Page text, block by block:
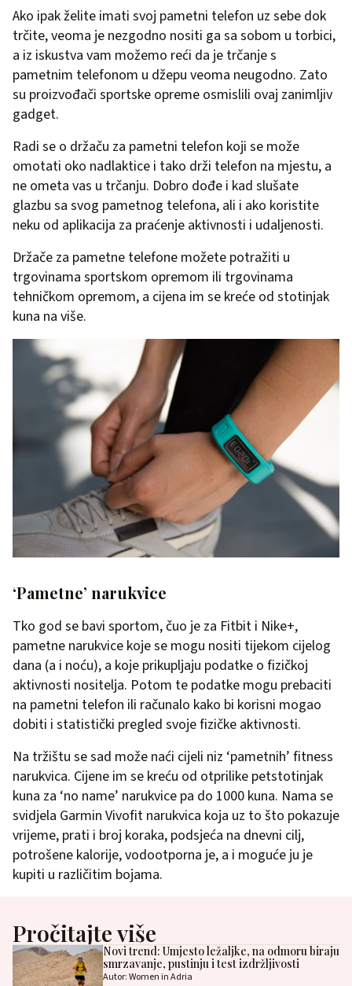
Ako ipak želite imati svoj pametni telefon uz sebe dok
trčite, veoma je nezgodno nositi ga sa sobom u torbici,
a iz iskustva vam možemo reći da je trčanje s
pametnim telefonom u džepu veoma neugodno. Zato
su proizvođači sportske opreme osmislili ovaj zanimljiv
gadget.
Radi se o držaču za pametni telefon koji se može
omotati oko nadlaktice i tako drži telefon na mjestu, a
ne ometa vas u trčanju. Dobro dođe i kad slušate
glazbu sa svog pametnog telefona, ali i ako koristite
neku od aplikacija za praćenje aktivnosti i udaljenosti.
Držače za pametne telefone možete potražiti u
trgovinama sportskom opremom ili trgovinama
tehničkom opremom, a cijena im se kreće od stotinjak
kuna na više.
‘Pametne’ narukvice
Tko god se bavi sportom, čuo je za Fitbit i Nike+,
pametne narukvice koje se mogu nositi tijekom cijelog
dana (a i noću), a koje prikupljaju podatke o fizičkoj
aktivnosti nositelja. Potom te podatke mogu prebaciti
na pametni telefon ili računalo kako bi korisni mogao
dobiti i statistički pregled svoje fizičke aktivnosti.
Na tržištu se sad može naći cijeli niz ‘pametnih’ fitness
narukvica. Cijene im se kreću od otprilike petstotinjak
kuna za ‘no name’ narukvice pa do 1000 kuna. Nama se
svidjela Garmin Vivofit narukvica koja uz to što pokazuje
vrijeme, prati i broj koraka, podsjeća na dnevni cilj,
potrošene kalorije, vodootporna je, a i moguće ju je
kupiti u različitim bojama.
Pročitajte više
Novi trend: Umjesto ležaljke, na odmoru biraju
smrzavanje, pustinju i test izdržljivosti
Autor: Women in Adria